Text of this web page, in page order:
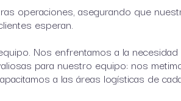
operaciones, asegurando que
esperan.
Nos enfrentamos a la
para nuestro equipo: nos
a las áreas logísticas de